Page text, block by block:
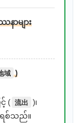
ာများ
域 )
( 流出 )၊
ရစ်သည်။